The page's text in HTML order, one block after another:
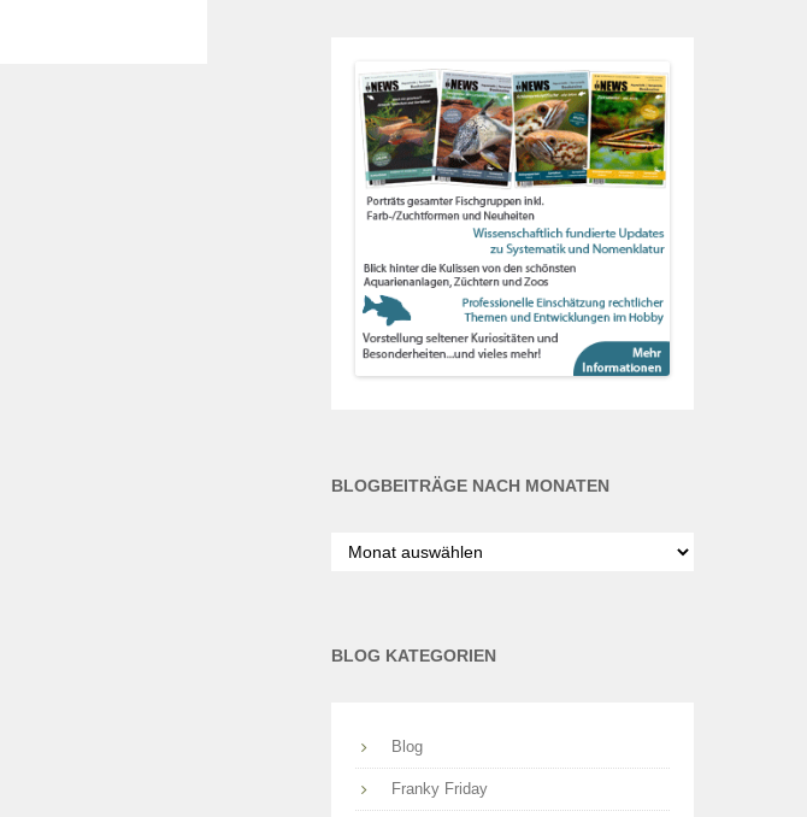
BLOGBEITRÄGE NACH MONATEN
nach
BLOG KATEGORIEN
Blog
Franky Friday